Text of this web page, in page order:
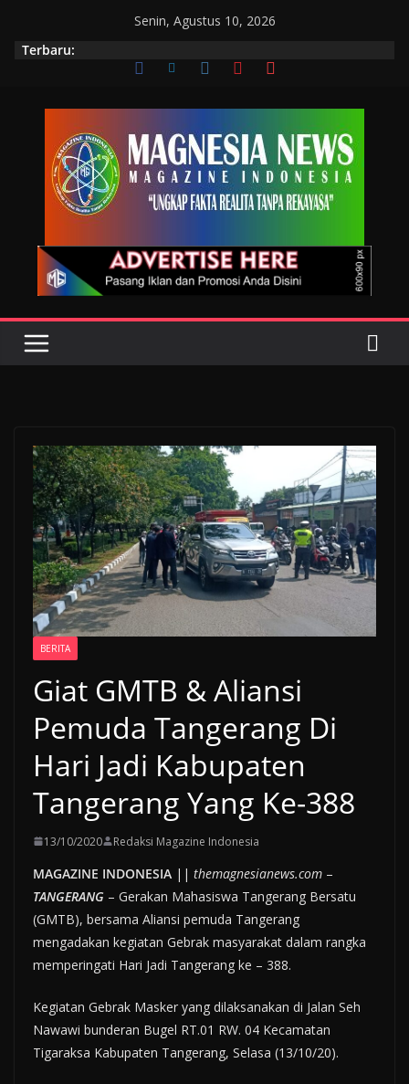
Senin, Agustus 10, 2026
Terbaru:
BERITA
Giat GMTB & Aliansi
Pemuda Tangerang Di
Hari Jadi Kabupaten
Tangerang Yang Ke-388
13/10/2020 Redaksi Magazine Indonesia
MAGAZINE INDONESIA || themagnesianews.com –
TANGERANG – Gerakan Mahasiswa Tangerang Bersatu
(GMTB), bersama Aliansi pemuda Tangerang
mengadakan kegiatan Gebrak masyarakat dalam rangka
memperingati Hari Jadi Tangerang ke – 388.
Kegiatan Gebrak Masker yang dilaksanakan di Jalan Seh
Nawawi bunderan Bugel RT.01 RW. 04 Kecamatan
Tigaraksa Kabupaten Tangerang, Selasa (13/10/20).